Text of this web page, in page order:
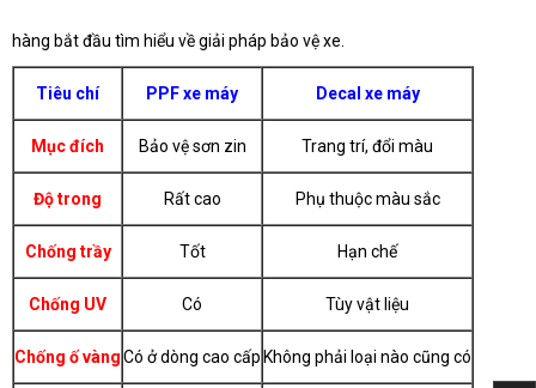
hàng bắt đầu tìm hiểu về giải pháp bảo vệ xe.
Tiêu chí PPF xe máy Decal xe máy
Mục đích Bảo vệ sơn zin Trang trí, đổi màu
Độ trong Rất cao Phụ thuộc màu sắc
Chống trầy Tốt Hạn chế
Chống UV Có Tùy vật liệu
Chống ố vàngCó ở dòng cao cấp Không phải loại nào cũng có